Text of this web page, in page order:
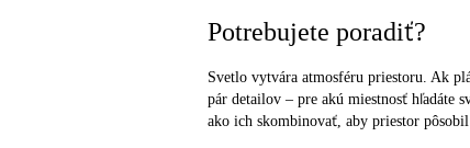
Potrebujete poradiť?
Svetlo vytvára atmosféru priestoru. Ak
pár detailov – pre akú miestnosť hľadáte
ako ich skombinovať, aby priestor